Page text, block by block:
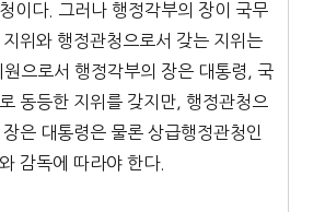
이다. 그러나 행정각부의 장이 국무
위와 행정관청으로서 갖는 지위는
으로서 행정각부의 장은 대통령, 국
동등한 지위를 갖지만, 행정관청으
은 대통령은 물론 상급행정관청인
감독에 따라야 한다.